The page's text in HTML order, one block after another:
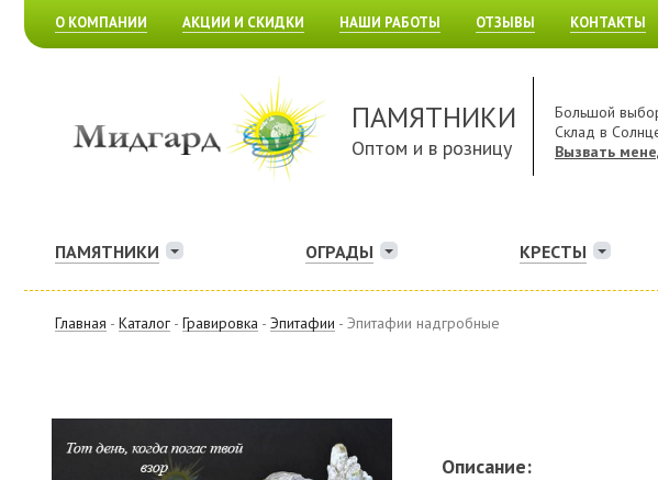
О КОМПАНИИ АКЦИИ И СКИДКИ НАШИ РАБОТЫ ОТЗЫВЫ КОНТАКТЫ
ПАМЯТНИКИ
Оптом и в розницу
Большой
Склад в
Вызвать
ПАМЯТНИКИ ОГРАДЫ КРЕСТЫ
Главная - Каталог - Гравировка - Эпитафии - Эпитафии надгробные
Описание: